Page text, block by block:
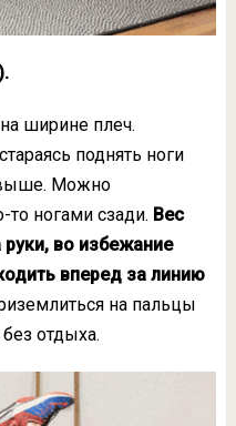
ширине плеч.
поднять ноги
Можно
то ногами сзади. Вес
во избежание
вперед за линию
на пальцы
отдыха.